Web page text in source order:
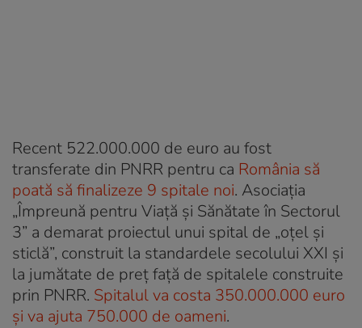
Recent 522.000.000 de euro au fost
transferate din PNRR pentru ca România să
poată să finalizeze 9 spitale noi. Asociația
„Împreună pentru Viață și Sănătate în Sectorul
3” a demarat proiectul unui spital de „oțel și
sticlă”, construit la standardele secolului XXI și
la jumătate de preț față de spitalele construite
prin PNRR. Spitalul va costa 350.000.000 euro
și va ajuta 750.000 de oameni.